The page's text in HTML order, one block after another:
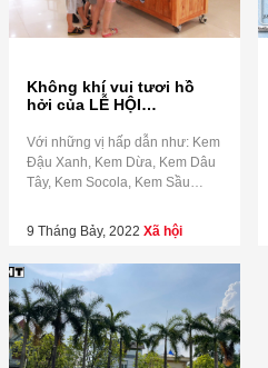
Không khí vui tươi hồ
hởi của LỄ HỘI
Với những vị hấp dẫn như: Kem
Đậu Xanh, Kem Dừa, Kem Dâu
Tây, Kem Socola, Kem Sầu
Toyota Hiroshima Vĩnh Phúc –
HT gửi đến quý khách hàng và
các bạn nhỏ! Hãy đến Toyota
Hiroshima Vĩnh Phúc – HT để
thưởng thức và chụp những tấm
hình đẹp […]
9 Tháng Bảy, 2022 Xã hội